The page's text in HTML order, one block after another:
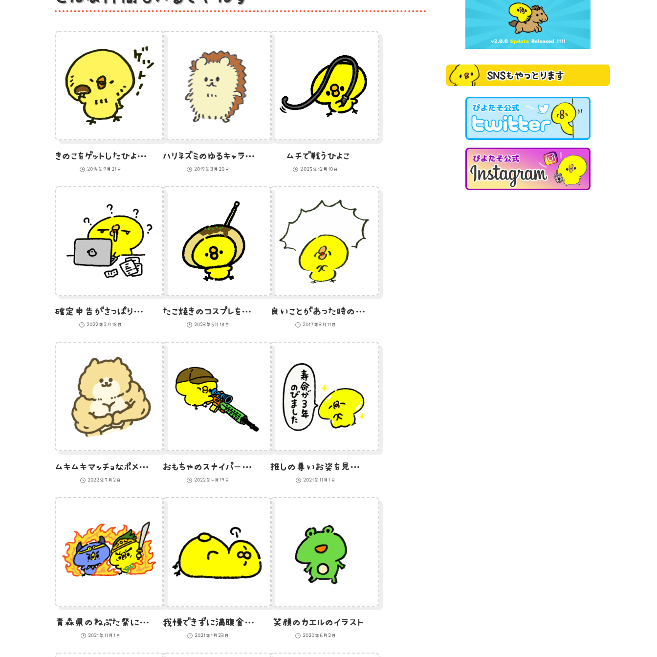
きのこをゲットしたひよこのイラスト
2014年9月21日
ハリネズミのゆるキャラのイラスト
2019年3月20日
ムチで戦うひよこ
2025年12月10日
確定申告がさっぱりわからないひよこのイラスト
2022年2月18日
たこ焼きのコスプレをしているひよこのイラスト
2023年5月18日
良いことがあった時の吹き出し
2017年3月11日
ムキムキマッチョなポメラニアンのイラスト
2022年7月2日
おもちゃのスナイパーライフルで狙っているひよこのイラスト
2022年4月19日
推しの尊いお姿を見て寿命がのびたひよこのイラスト
2021年11月1日
青森県のねぶた祭に参加したいひよこのイラスト
2021年11月1日
我慢できずに満腹食べてしまったひよこのイラスト
2021年1月23日
笑顔のカエルのイラスト
2020年6月2日
SNSもやっとります